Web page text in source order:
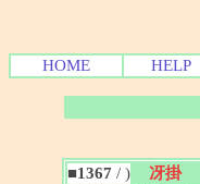
HOME HELP
■1367 / )
冴掛